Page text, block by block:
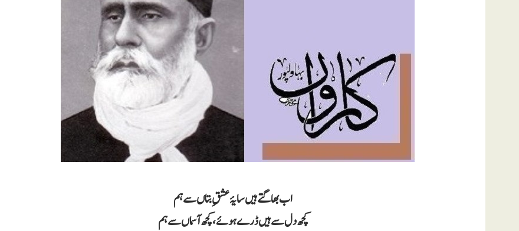
اب بھاگتے ہیں سایۂ عشقِ بتاں سے ہم
کچھ دل سے ہیں ڈرے ہوئے، کچھ آسماں سے ہم